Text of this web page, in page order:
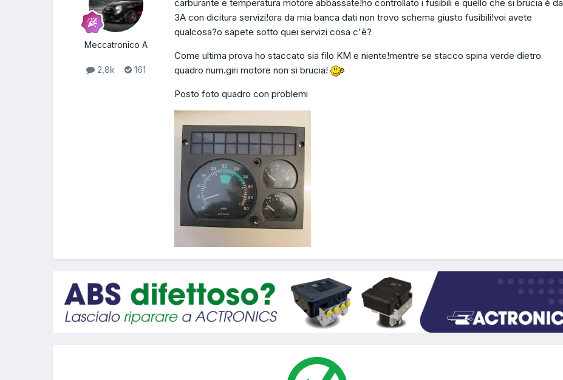
Meccatronico A
2,8k 161
carburante e temperatura motore abbassate!ho controllato i fusibili e quello che si brucia è da
3A con dicitura servizi!ora da mia banca dati non trovo schema giusto fusibili!voi avete
qualcosa?o sapete sotto quei servizi cosa c'è?
Come ultima prova ho staccato sia filo KM e niente!mentre se stacco spina verde dietro
quadro num.giri motore non si brucia!
Posto foto quadro con problemi